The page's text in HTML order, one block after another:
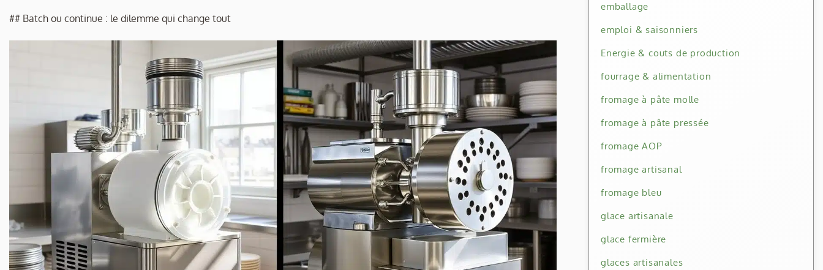
## Batch ou continue : le dilemme qui change tout
emballage
emploi & saisonniers
Energie & couts de production
fourrage & alimentation
fromage à pâte molle
fromage à pâte pressée
fromage AOP
fromage artisanal
fromage bleu
glace artisanale
glace fermière
glaces artisanales